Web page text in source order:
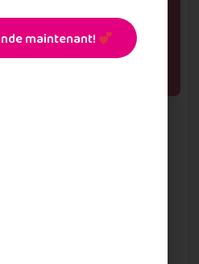
la priorité à
réseaux de soutien
de l’Allaitement
maintenant!